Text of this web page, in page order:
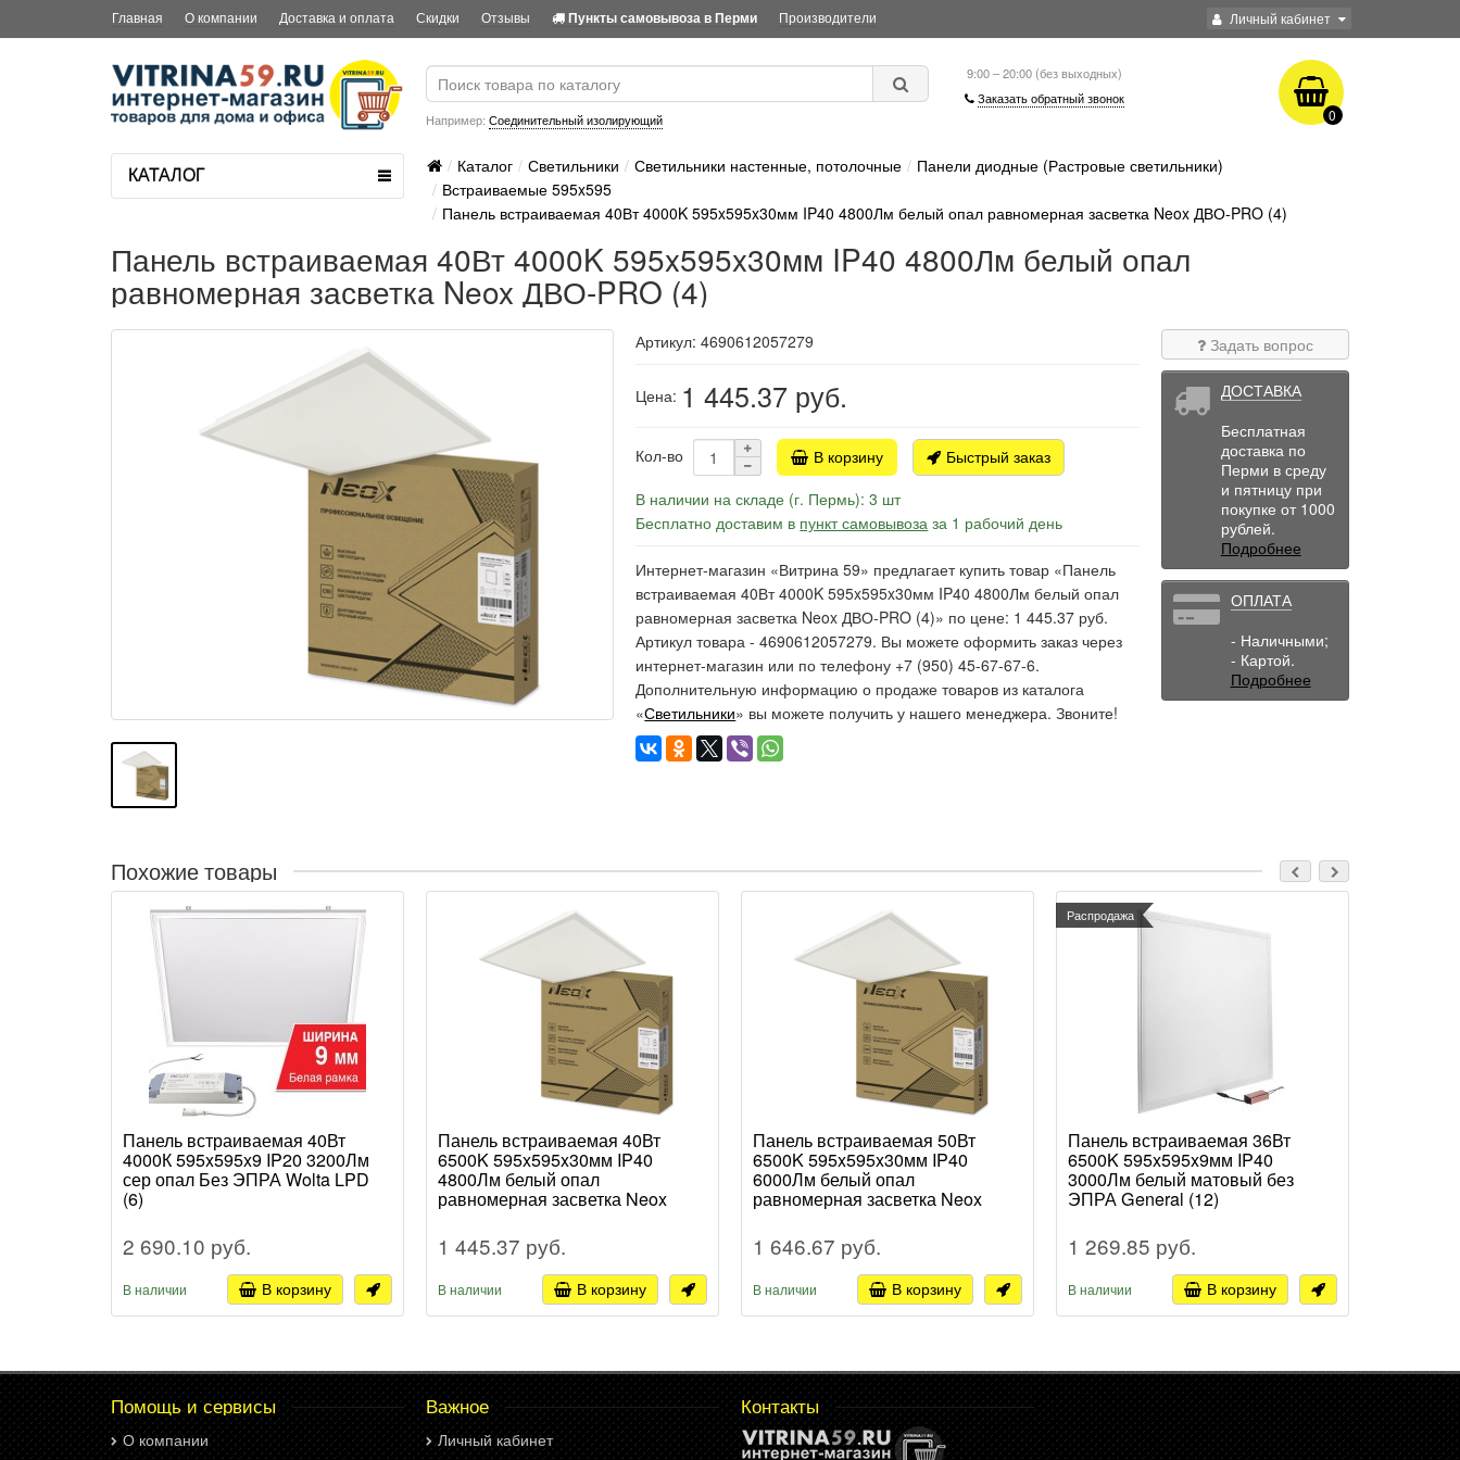
Личный кабинет
Главная О компании Доставка и оплата Скидки Отзывы Пункты самовывоза в Перми Производители
Например: Соединительный изолирующий
9:00 – 20:00 (без выходных)
Заказать обратный звонок
0
КАТАЛОГ Каталог Светильники Светильники настенные, потолочные
Панели диодные (Растровые светильники)
Встраиваемые 595x595
Панель встраиваемая 40Вт 4000K 595x595x30мм IP40 4800Лм белый опал равномерная засветка Neox ДВО-PRO (4)
Панель встраиваемая 40Вт 4000K 595x595x30мм IP40 4800Лм белый опал
равномерная засветка Neox ДВО-PRO (4)
Артикул: 4690612057279
Цена: 1 445.37 руб.
Кол-во В корзину
Быстрый заказ
В наличии на складе (г. Пермь): 3 шт
Бесплатно доставим в пункт самовывоза за 1 рабочий день
Интернет-магазин «Витрина 59» предлагает купить товар «Панель
встраиваемая 40Вт 4000K 595x595x30мм IP40 4800Лм белый опал
равномерная засветка Neox ДВО-PRO (4)» по цене: 1 445.37 руб.
Артикул товара - 4690612057279. Вы можете оформить заказ через
интернет-магазин или по телефону +7 (950) 45-67-67-6.
Дополнительную информацию о продаже товаров из каталога
«Светильники» вы можете получить у нашего менеджера. Звоните!
Задать вопрос
ДОСТАВКА
Бесплатная
доставка по
Перми в среду
и пятницу при
покупке от 1000
рублей.
Подробнее
ОПЛАТА
- Наличными;
- Картой.
Подробнее
Похожие товары
Панель встраиваемая 40Вт
4000К 595x595x9 IP20 3200Лм
сер опал Без ЭПРА Wolta LPD
(6)
2 690.10 руб.
В наличии В корзину
Панель встраиваемая 40Вт
6500K 595x595x30мм IP40
4800Лм белый опал
равномерная засветка Neox
1 445.37 руб.
В наличии В корзину
Панель встраиваемая 50Вт
6500K 595x595x30мм IP40
6000Лм белый опал
равномерная засветка Neox
1 646.67 руб.
В наличии В корзину
Распродажа
Панель встраиваемая 36Вт
6500K 595x595x9мм IP40
3000Лм белый матовый без
ЭПРА General (12)
1 269.85 руб.
В наличии В корзину
Помощь и сервисы
О компании
Важное
Личный кабинет
Контакты